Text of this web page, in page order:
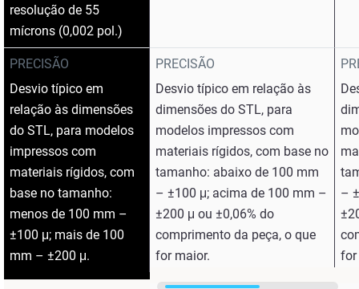
resolução de 55
mícrons (0,002 pol.)
PRECISÃO
Desvio típico em
relação às dimensões
do STL, para modelos
impressos com
materiais rígidos, com
base no tamanho:
menos de 100 mm –
±100 μ; mais de 100
mm – ±200 μ.
PRECISÃO
Desvio típico em relação às
dimensões do STL, para
modelos impressos com
materiais rígidos, com base no
tamanho: abaixo de 100 mm
– ±100 μ; acima de 100 mm –
±200 μ ou ±0,06% do
comprimento da peça, o que
for maior.
–
for